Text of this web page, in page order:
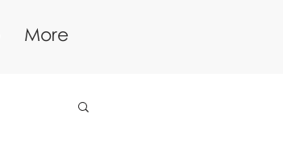
More